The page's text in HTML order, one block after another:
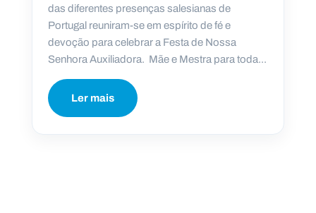
das diferentes presenças salesianas de
Portugal reuniram-se em espírito de fé e
devoção para celebrar a Festa de Nossa
Senhora Auxiliadora. Mãe e Mestra para toda...
Ler mais
g
e
d
o
n
a
o
N